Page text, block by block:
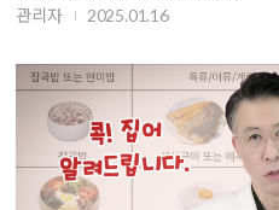
관리자
2025.01.16